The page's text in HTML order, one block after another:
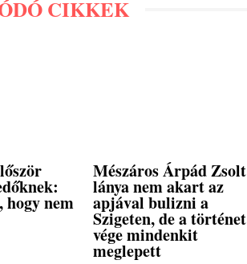
CIKKEK
nem
Mészáros Árpád Zsolt
lánya nem akart az
apjával bulizni a
Szigeten, de a történet
vége mindenkit
meglepett